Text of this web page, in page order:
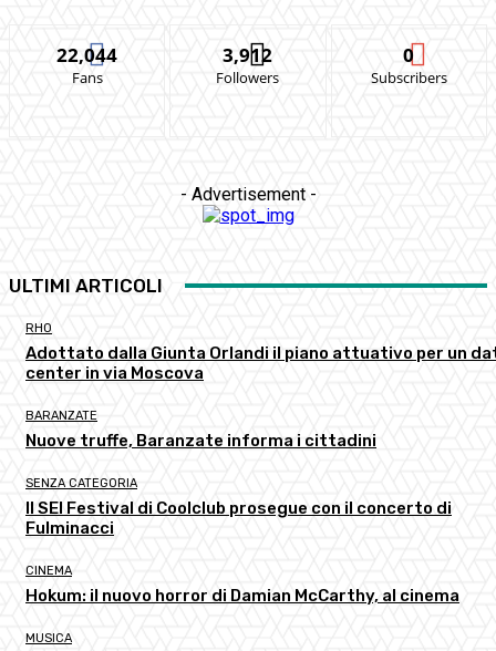
22,044
Fans
3,912
Followers
0
Subscribers
- Advertisement -
ULTIMI ARTICOLI
RHO
Adottato dalla Giunta Orlandi il piano attuativo per un
center in via Moscova
BARANZATE
Nuove truffe, Baranzate informa i cittadini
SENZA CATEGORIA
Il SEI Festival di Coolclub prosegue con il concerto di
Fulminacci
CINEMA
Hokum: il nuovo horror di Damian McCarthy, al cinema
MUSICA